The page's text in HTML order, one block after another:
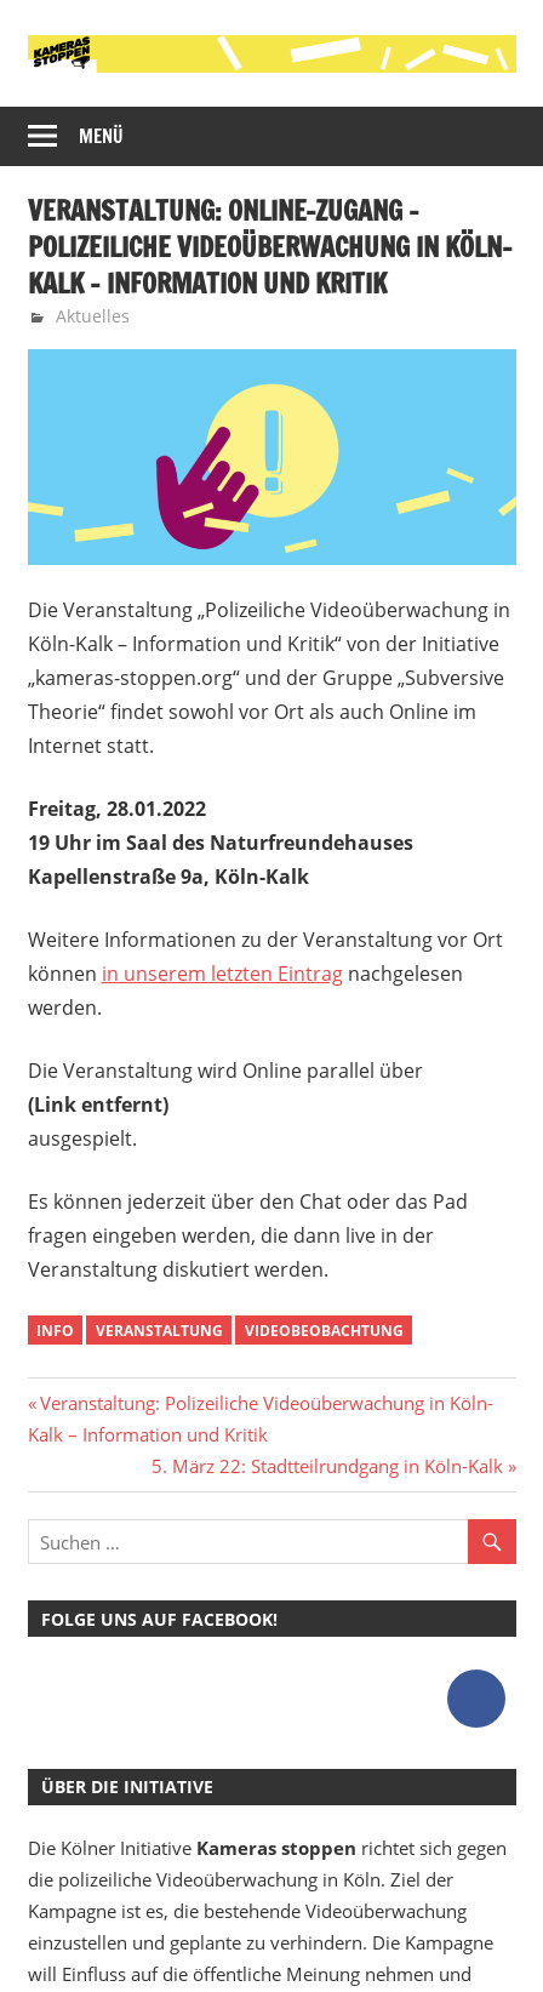
Inhalt
Kameras
stoppen!
gegen
die
Videobeobachtung
im
öffentlichen
Raum
MENÜ
VERANSTALTUNG: ONLINE-ZUGANG –
POLIZEILICHE VIDEOÜBERWACHUNG IN KÖLN-
KALK – INFORMATION UND KRITIK
28. Januar 2022
Martin
Aktuelles
Die Veranstaltung „Polizeiliche Videoüberwachung in
Köln-Kalk – Information und Kritik“ von der Initiative
„kameras-stoppen.org“ und der Gruppe „Subversive
Theorie“ findet sowohl vor Ort als auch Online im
Internet statt.
Freitag, 28.01.2022
19 Uhr im Saal des Naturfreundehauses
Kapellenstraße 9a, Köln-Kalk
Weitere Informationen zu der Veranstaltung vor Ort
können in unserem letzten Eintragnachgelesen
werden.
Die Veranstaltung wird Online parallel über
(Link entfernt)
ausgespielt.
Es können jederzeit über den Chat oder das Pad
fragen eingeben werden, die dann live in der
Veranstaltung diskutiert werden.
INFO VERANSTALTUNG VIDEOBEOBACHTUNG
Beitragsnavigation
Vorheriger
Beitrag:
Veranstaltung: Polizeiliche Videoüberwachung in Köln-
Kalk – Information und Kritik
Nächster
Beitrag:
5. März 22: Stadtteilrundgang in Köln-Kalk
FOLGE UNS AUF FACEBOOK!
ÜBER DIE INITIATIVE
Die Kölner Initiative Kameras stoppen richtet sich gegen
die polizeiliche Videoüberwachung in Köln. Ziel der
Kampagne ist es, die bestehende Videoüberwachung
einzustellen und geplante zu verhindern. Die Kampagne
will Einfluss auf die öffentliche Meinung nehmen und